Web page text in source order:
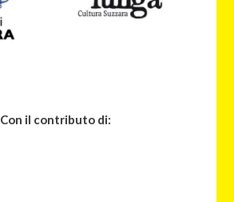
Con il contributo di: